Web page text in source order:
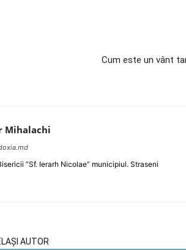
Cum este un vânt
Mihalachi
”Sf. Ierarh Nicolae” municipiul. Straseni
AUTOR